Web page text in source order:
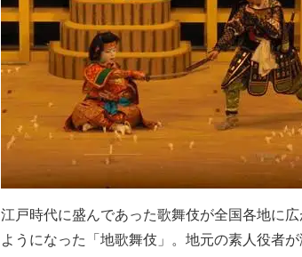
江戸時代に盛んであった歌舞伎が全国各地に
ようになった「地歌舞伎」。地元の素人役者